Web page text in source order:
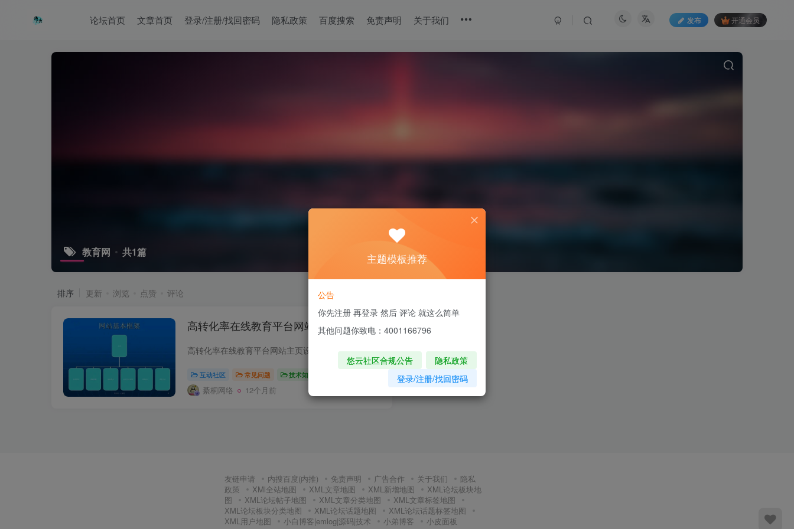
论坛首页 文章首页 登录/注册/找回密码 隐私政策 百度搜索 免责声明 关于我们 发布 开通会员
教育网 共1篇
排序 更新 浏览 点赞 评论
高转化率在线教育平台网站主页设计思路
高转化率在线教育平台网站主页设计思路 在设计一个高转化率的在线教育平台网站主页时，我们需要从用户体验、视觉设计、内容布局以及交互设计等多个方面综合考虑。以下是一个详细的设计思路示...
互动社区 常见问题 技术知识
綦桐网络 12个月前
友链申请 内搜百度(内推) 免责声明 广告合作 关于我们
隐私
政策
XMl全站地图 XML文章地图 XML新增地图
XML论坛板块地
图
XML论坛帖子地图 XML文章分类地图
XML文章标签地图
XML论坛板块分类地图
XML论坛话题地图
XML论坛话题标签地图
XML用户地图
小白博客|emlog|源码|技术 小弟博客 小皮面板
主题模板推荐
公告
你先注册 再登录 然后 评论 就这么简单
其他问题你致电：4001166796
悠云社区合规公告
隐私政策
登录/注册/找回密码